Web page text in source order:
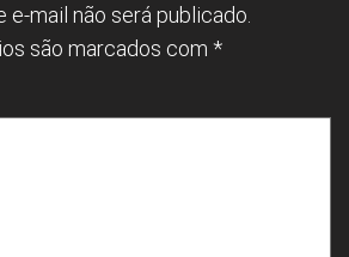
e-mail não será publicado.
são marcados com *